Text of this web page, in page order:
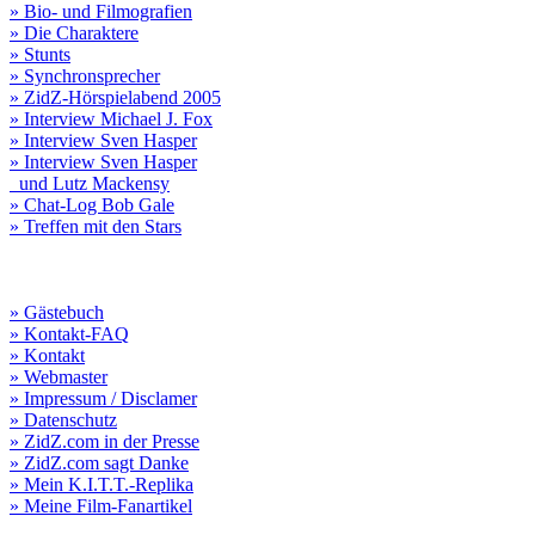
» Bio- und Filmografien
» Die Charaktere
» Stunts
» Synchronsprecher
» ZidZ-Hörspielabend 2005
» Interview Michael J. Fox
» Interview Sven Hasper
» Interview Sven Hasper
und Lutz Mackensy
» Chat-Log Bob Gale
» Treffen mit den Stars
» Gästebuch
» Kontakt-FAQ
» Kontakt
» Webmaster
» Impressum / Disclamer
» Datenschutz
» ZidZ.com in der Presse
» ZidZ.com sagt Danke
» Mein K.I.T.T.-Replika
» Meine Film-Fanartikel